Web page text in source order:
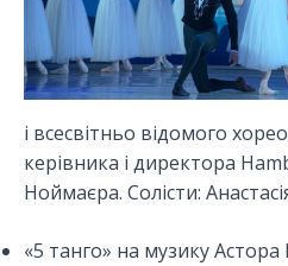
і всесвітньо відомого
керівника і директора
Ноймаєра. Солісти:
«5 танго» на музику